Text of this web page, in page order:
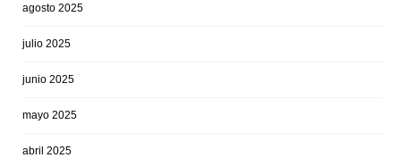
agosto 2025
julio 2025
junio 2025
mayo 2025
abril 2025